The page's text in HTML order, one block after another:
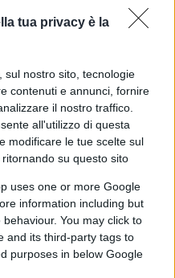
tua privacy è la
sul nostro sito, tecnologie
contenuti e annunci, fornire
il nostro traffico.
all'utilizzo di questa
modificare le tue scelte sul
su questo sito
uses one or more Google
information including but
You may click to
and its third-party tags to
purposes in below Google
il quiz
14
Leggi i commenti